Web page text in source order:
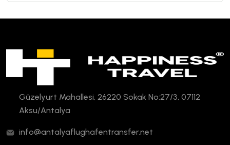
Güzelyurt Mahallesi, 26220 Sokak No:27/3, 07112
Aksu/Antalya
info@antalyaflughafentransfer.net